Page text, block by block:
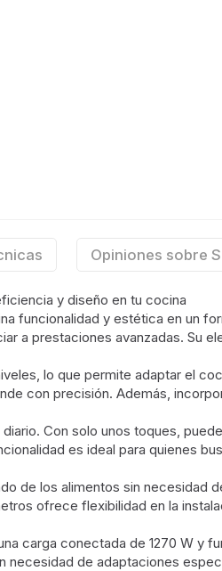
Opiniones sobre
y diseño en tu cocina
funcionalidad y estética en un
a prestaciones avanzadas. Su
lo que permite adaptar el
con precisión. Además,
Con solo unos toques,
es ideal para quienes
de los alimentos sin
ofrece flexibilidad en la
carga conectada de 1270 W y
necesidad de adaptaciones